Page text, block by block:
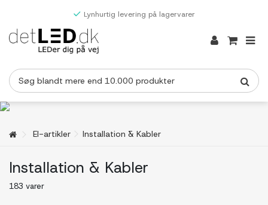
Lynhurtig levering på lagervarer
El-artikler Installation & Kabler
Installation & Kabler
183 varer